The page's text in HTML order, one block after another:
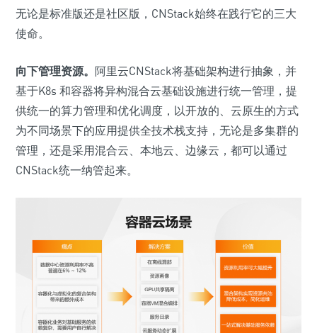
无论是标准版还是社区版，CNStack始终在践行它的三大
使命。
向下管理资源。 阿里云CNStack将基础架构进行抽象，并
基于K8s 和容器将异构混合云基础设施进行统一管理，提
供统一的算力管理和优化调度，以开放的、云原生的方式
为不同场景下的应用提供全技术栈支持，无论是多集群的
管理，还是采用混合云、本地云、边缘云，都可以通过
CNStack统一纳管起来。